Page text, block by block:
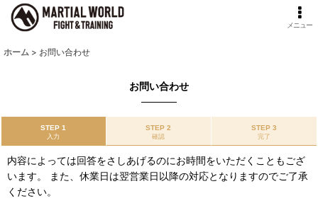
メニュー
ホーム > お問い合わせ
お問い合わせ
STEP 1
入力
STEP 2
確認
STEP 3
完了
内容によっては回答をさしあげるのにお時間をいただくこともござ
います。 また、休業日は翌営業日以降の対応となりますのでご了承
ください。